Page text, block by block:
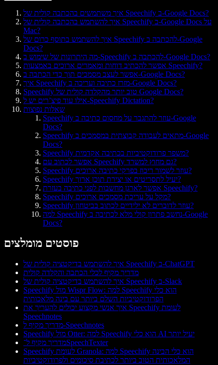
איך משתמשים בהכתבה קולית של Speechify ב-Google Docs?
איך להשתמש בהכתבה קולית של Speechify ב-Google Docs על
Mac?
איך להשתמש בתוסף כרום של Speechify להכתבה ב-Google
Docs?
מה היתרונות של שימוש ב-Speechify להכתבה ב-Google Docs?
אפשר להכתיב דוחות ומאמרים ארוכים באמצעות Speechify?
אפשר לעצב מסמכים תוך כדי הכתבה ב-Google Docs?
איך Speechify מזרז כתיבה ועריכה ב-Google Docs?
Speechify טוב יותר מהקלדה קולית של Google Docs?
אילו עוד פיצ’רים יש ל-Speechify Dictation?
שאלות נפוצות
Speechify עוזר להתגבר על מחסום כתיבה ב-Google
Docs?
Speechify מתאים לעבודה קבוצתית במסמכים ב-Google
Docs?
Speechify משפר פרודוקטיביות בכתיבה אקדמית?
אפשר לכתוב עם Speechify גם מחוץ למשרד?
Speechify עוזר לשמור ריכוז בפרקי כתיבה ארוכים?
Speechify יעיל לתסריטים או יצירת תוכן ארוך?
אפשר לארגן מחשבות לפני כתיבה בעזרת Speechify?
Speechify מקל על עריכת מסמכים ארוכים?
Speechify עוזר לדוברים לא ילידיים לכתוב בביטחון?
למה Speechify נחשב פתרון קולי מלא לכתיבה ב-Google
Docs?
פוסטים מומלצים
איך להשתמש בדיקטציה קולית של Speechify ב-ChatGPT
מדריך מקיף לכלי הכתבה והקלדה קולית
איך להשתמש בדיקטציה קולית של Speechify ב-Slack
Speechify מול Wispr Flow: למה Speechify הוא כלי
הפרודוקטיביות השלם ביותר עם בינה מלאכותית
איך אנשי מקצוע יכולים להעריך את Speechify לעומת
Speechnotes
מדריך מקיף ל-Speechnotes
Speechify מול Otter: למה Speechify הוא כלי AI יעיל יותר
מדריך מקיף ל־SpeechTexter
Speechify לעומת Granola: למה Speechify הוא כלי הבינה
המלאכותית הטוב ביותר לכתיבת סיכומים ולפרודוקטיביות